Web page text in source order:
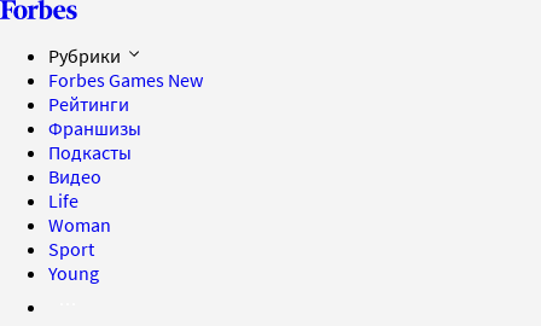
Рубрики
Forbes Games New
Рейтинги
Франшизы
Подкасты
Видео
Life
Woman
Sport
Young